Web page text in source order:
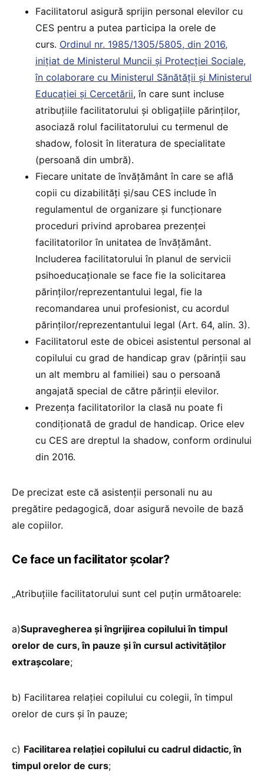
Facilitatorul asigură sprijin personal elevilor cu
CES pentru a putea participa la orele de
curs. Ordinul nr. 1985/1305/5805, din 2016,
inițiat de Ministerul Muncii și Protecției Sociale,
în colaborare cu Ministerul Sănătății și Ministerul
Educației și Cercetării, în care sunt incluse
atribuțiile facilitatorului și obligațiile părinților,
asociază rolul facilitatorului cu termenul de
shadow, folosit în literatura de specialitate
(persoană din umbră).
Fiecare unitate de învățământ în care se află
copii cu dizabilități și/sau CES include în
regulamentul de organizare și funcționare
proceduri privind aprobarea prezenței
facilitatorilor în unitatea de învățământ.
Includerea facilitatorului în planul de servicii
psihoeducaționale se face fie la solicitarea
părinților/reprezentantului legal, fie la
recomandarea unui profesionist, cu acordul
părinților/reprezentantului legal (Art. 64, alin. 3).
Facilitatorul este de obicei asistentul personal al
copilului cu grad de handicap grav (părinții sau
un alt membru al familiei) sau o persoană
angajată special de către părinții elevilor.
Prezența facilitatorilor la clasă nu poate fi
condiționată de gradul de handicap. Orice elev
cu CES are dreptul la shadow, conform ordinului
din 2016.
De precizat este că asistenții personali nu au
pregătire pedagogică, doar asigură nevoile de bază
ale copiilor.
Ce face un facilitator școlar?
„Atribuțiile facilitatorului sunt cel puțin următoarele:
a)Supravegherea și îngrijirea copilului în timpul
orelor de curs, în pauze și în cursul activităților
extrașcolare;
b) Facilitarea relației copilului cu colegii, în timpul
orelor de curs și în pauze;
c) Facilitarea relației copilului cu cadrul didactic, în
timpul orelor de curs;